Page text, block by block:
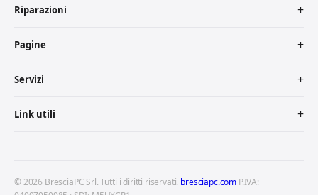
Riparazioni
Pagine
Servizi
Link utili
© 2026 BresciaPC Srl. Tutti i diritti riservati. bresciapc.com P.IVA: